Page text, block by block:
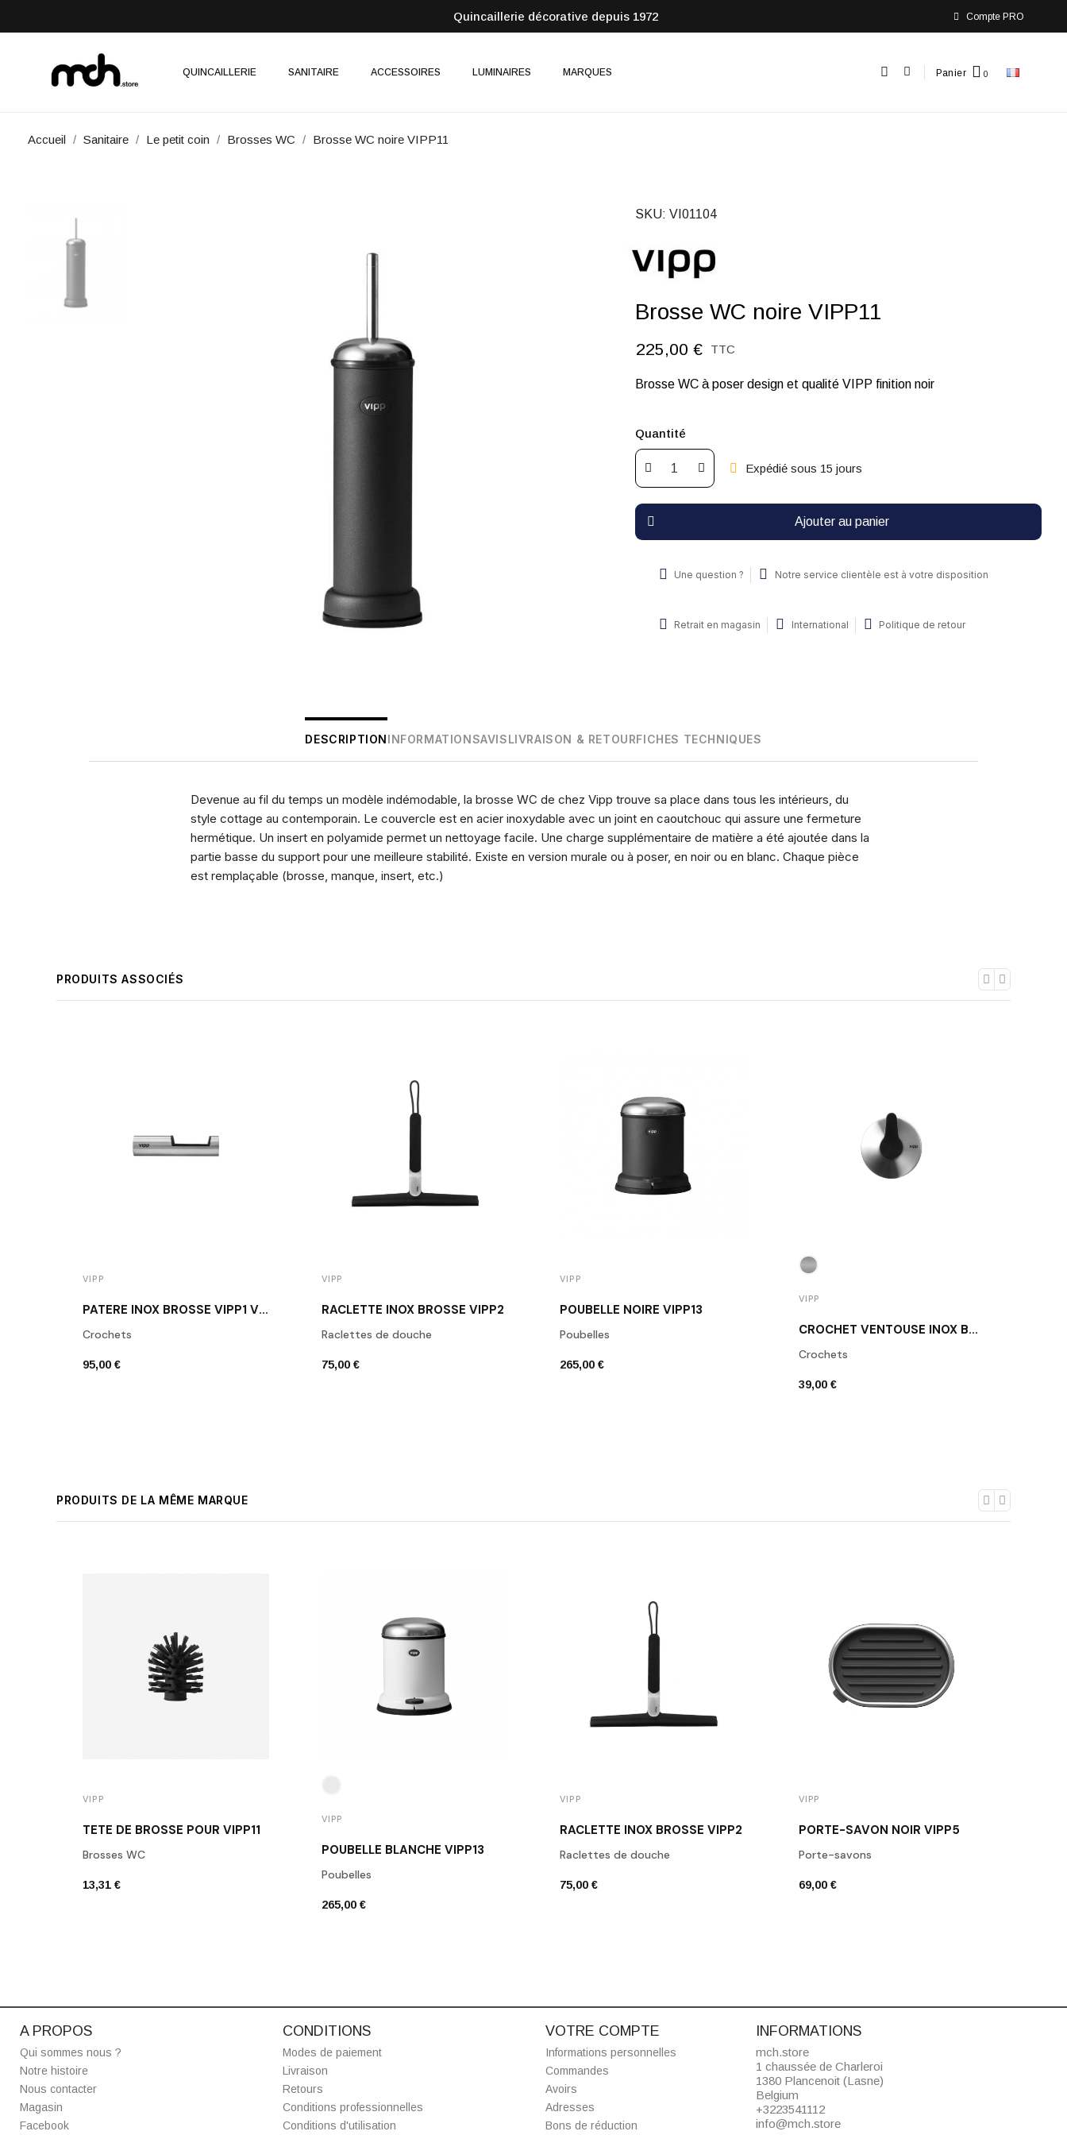
Quincaillerie décorative depuis 1972 Compte PRO
QUINCAILLERIE SANITAIRE ACCESSOIRES LUMINAIRES MARQUES Panier
Accueil Sanitaire Le petit coin Brosses WC Brosse WC noire VIPP11
SKU VI01104
Brosse WC noire VIPP11
225,00 € TTC
Brosse WC à poser design et qualité VIPP finition noir
Quantité
Expédié sous 15 jours
Ajouter au panier
Une question ? Notre service clientèle est à votre disposition
Retrait en magasin International Politique de retour
DESCRIPTIONINFORMATIONSAVISLIVRAISON & RETOURFICHES TECHNIQUES
Devenue au fil du temps un modèle indémodable, la brosse WC de chez Vipp trouve sa place dans tous les intérieurs, du
style cottage au contemporain. Le couvercle est en acier inoxydable avec un joint en caoutchouc qui assure une fermeture
hermétique. Un insert en polyamide permet un nettoyage facile. Une charge supplémentaire de matière a été ajoutée dans la
partie basse du support pour une meilleure stabilité. Existe en version murale ou à poser, en noir ou en blanc. Chaque pièce
est remplaçable (brosse, manque, insert, etc.)
PRODUITS ASSOCIÉS
VIPP
PATÈRE INOX BROSSÉ VIPP1 VIPP DENMARK
Crochets
95,00 €
VIPP
RACLETTE INOX BROSSÉ VIPP2
Raclettes de douche
75,00 €
VIPP
POUBELLE NOIRE VIPP13
Poubelles
265,00 €
VIPP
CROCHET VENTOUSE INOX BROSSÉ VIPP12 VIPP DENMARK
Crochets
39,00 €
PRODUITS DE LA MÊME MARQUE
VIPP
TÊTE DE BROSSE POUR VIPP11
Brosses WC
13,31 €
VIPP
POUBELLE BLANCHE VIPP13
Poubelles
265,00 €
VIPP
RACLETTE INOX BROSSÉ VIPP2
Raclettes de douche
75,00 €
VIPP
PORTE-SAVON NOIR VIPP5
Porte-savons
69,00 €
A PROPOS
Qui sommes nous ?
Notre histoire
Nous contacter
Magasin
Facebook
CONDITIONS
Modes de paiement
Livraison
Retours
Conditions professionnelles
Conditions d'utilisation
VOTRE COMPTE
Informations personnelles
Commandes
Avoirs
Adresses
Bons de réduction
INFORMATIONS
mch.store
1 chaussée de Charleroi
1380 Plancenoit (Lasne)
Belgium
+3223541112
info@mch.store